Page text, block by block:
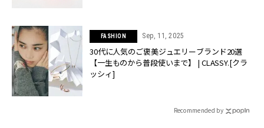
FASHION Sep, 11, 2025
30代に人気のご褒美ジュエリーブランド20選
【一生ものから普段使いまで】 | CLASSY.[クラ
ッシィ]
Recommended by